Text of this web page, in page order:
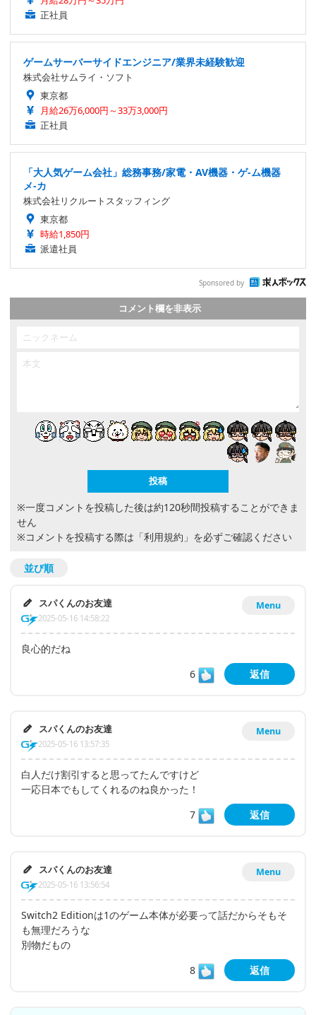
正社員
ゲームサーバーサイドエンジニア/業界未経験歓迎
株式会社サムライ・ソフト
東京都
月給26万6,000円～33万3,000円
正社員
「大人気ゲーム会社」総務事務/家電・AV機器・ゲ-ム機器
メ-カ
株式会社リクルートスタッフィング
東京都
時給1,850円
派遣社員
Sponsored by
コメント欄を非表示
※一度コメントを投稿した後は約120秒間投稿することができま
せん
※コメントを投稿する際は 「利用規約」 を必ずご確認ください
並び順
Menu
スパくんのお友達
2025-05-16 14:58:22
良心的だね
6
返信
Menu
スパくんのお友達
2025-05-16 13:57:35
白人だけ割引すると思ってたんですけど
一応日本でもしてくれるのね良かった！
7
返信
Menu
スパくんのお友達
2025-05-16 13:56:54
Switch2 Editionは1のゲーム本体が必要って話だからそもそ
も無理だろうな
別物だもの
8
返信